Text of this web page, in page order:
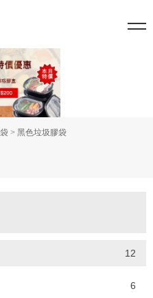
> 黑色垃圾膠袋
12
6